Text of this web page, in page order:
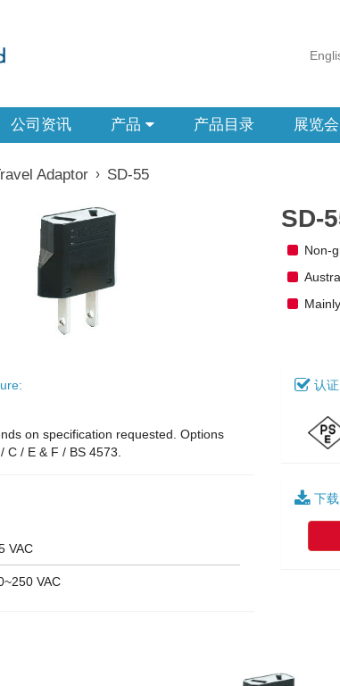
公司资讯 产品 产品目录 展览会
Adaptor › SD-55
SD-
Non-
on specification requested. Options
C / E & F / BS 4573.
VAC
VAC
认证
下载